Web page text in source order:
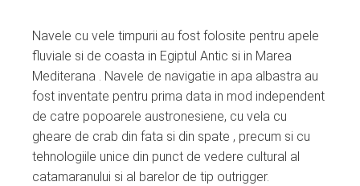
Navele cu vele timpurii au fost folosite pentru apele
fluviale si de coasta in Egiptul Antic si in Marea
Mediterana . Navele de navigatie in apa albastra au
fost inventate pentru prima data in mod independent
de catre popoarele austronesiene, cu vela cu
gheare de crab din fata si din spate , precum si cu
tehnologiile unice din punct de vedere cultural al
catamaranului si al barelor de tip outrigger.